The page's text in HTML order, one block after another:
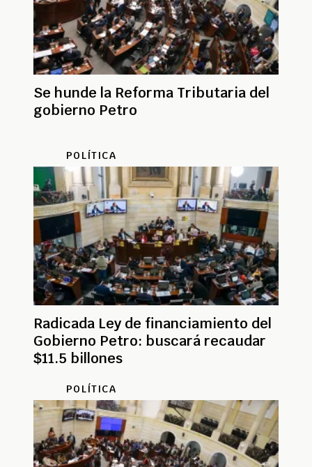
Se hunde la Reforma Tributaria del
gobierno Petro
POLÍTICA
Radicada Ley de financiamiento del
Gobierno Petro: buscará recaudar
$11.5 billones
POLÍTICA